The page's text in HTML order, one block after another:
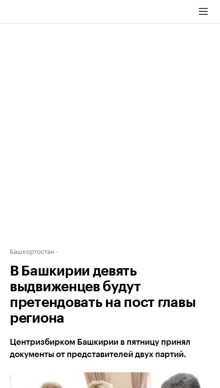
Башкортостан
В Башкирии девять
выдвиженцев будут
претендовать на пост главы
региона
Центризбирком Башкирии в пятницу принял
документы от представителей двух партий.